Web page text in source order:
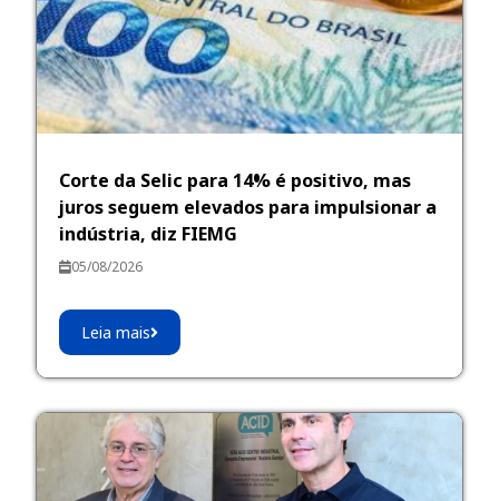
Corte da Selic para 14% é positivo, mas
juros seguem elevados para impulsionar a
indústria, diz FIEMG
05/08/2026
Leia mais